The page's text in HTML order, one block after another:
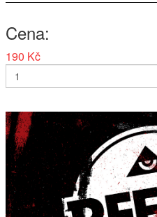
Cena
190 Kč